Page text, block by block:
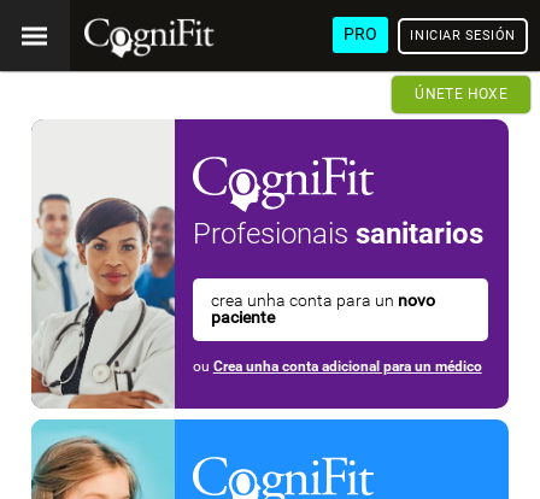
PRO INICIAR SESIÓN
ÚNETE HOXE
Profesionais sanitarios
crea unha conta para un novo
paciente
ou Crea unha conta adicional para un médico